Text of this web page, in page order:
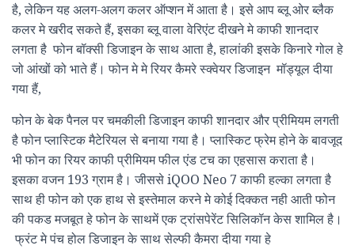
है, लेकिन यह अलग-अलग कलर ऑप्शन में आता है। इसे आप ब्लू ओर ब्लैक
कलर मे खरीद सकते हैं, इसका ब्लू वाला वेरिएंट दीखने मे काफी शानदार
लगता है फोन बॉक्सी डिजाइन के साथ आता है, हालांकी इसके किनारे गोल हे
जो आंखों को भाते हैं। फोन मे मे रियर कैमरे स्क्वेयर डिजाइन मॉड्यूल दीया
गया हैं,
फोन के बेक पैनल पर चमकीली डिजाइन काफी शानदार और प्रीमियम लगती
है फोन प्लास्टिक मैटेरियल से बनाया गया है। प्लास्किट फ्रेम होने के बावजूद
भी फोन का रियर काफी प्रीमियम फील एंड टच का एहसास कराता है।
इसका वजन 193 ग्राम है। जीससे iQOO Neo 7 काफी हल्का लगता है
साथ ही फोन को एक हाथ से इस्तेमाल करने मे कोई दिक्कत नही आती फोन
की पकड मजबूत हे फोन के साथमें एक ट्रांसपेरेंट सिलिकॉन केस शामिल है।
फ्रंट मे पंच होल डिजाइन के साथ सेल्फी कैमरा दीया गया हे